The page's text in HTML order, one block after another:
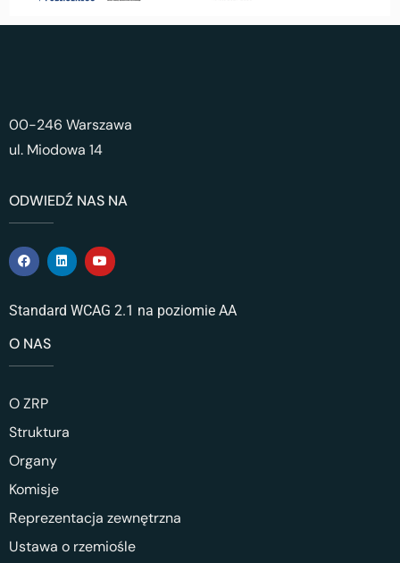
00-246 Warszawa
ul. Miodowa 14
ODWIEDŹ NAS NA
Standard WCAG 2.1 na poziomie AA
O NAS
O ZRP
Struktura
Organy
Komisje
Reprezentacja zewnętrzna
Ustawa o rzemiośle